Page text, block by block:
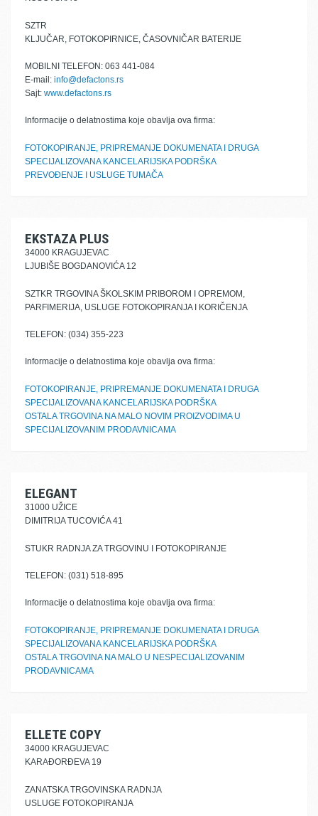
SZTR
KLJUČAR, FOTOKOPIRNICE, ČASOVNIČAR BATERIJE
MOBILNI TELEFON: 063 441-084
E-mail: info@defactons.rs
Sajt: www.defactons.rs
Informacije o delatnostima koje obavlja ova firma:
FOTOKOPIRANJE, PRIPREMANJE DOKUMENATA I DRUGA
SPECIJALIZOVANA KANCELARIJSKA PODRŠKA
PREVOĐENJE I USLUGE TUMAČA
EKSTAZA PLUS
34000 KRAGUJEVAC
LJUBIŠE BOGDANOVIĆA 12
SZTKR TRGOVINA ŠKOLSKIM PRIBOROM I OPREMOM,
PARFIMERIJA, USLUGE FOTOKOPIRANJA I KORIČENJA
TELEFON: (034) 355-223
Informacije o delatnostima koje obavlja ova firma:
FOTOKOPIRANJE, PRIPREMANJE DOKUMENATA I DRUGA
SPECIJALIZOVANA KANCELARIJSKA PODRŠKA
OSTALA TRGOVINA NA MALO NOVIM PROIZVODIMA U
SPECIJALIZOVANIM PRODAVNICAMA
ELEGANT
31000 UŽICE
DIMITRIJA TUCOVIĆA 41
STUKR RADNJA ZA TRGOVINU I FOTOKOPIRANJE
TELEFON: (031) 518-895
Informacije o delatnostima koje obavlja ova firma:
FOTOKOPIRANJE, PRIPREMANJE DOKUMENATA I DRUGA
SPECIJALIZOVANA KANCELARIJSKA PODRŠKA
OSTALA TRGOVINA NA MALO U NESPECIJALIZOVANIM
PRODAVNICAMA
ELLETE COPY
34000 KRAGUJEVAC
KARAĐORĐEVA 19
ZANATSKA TRGOVINSKA RADNJA
USLUGE FOTOKOPIRANJA